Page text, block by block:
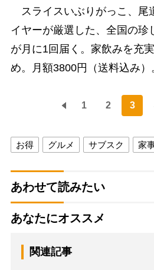
スライスいぶりがっこ、尾
イヤーが厳選した、全国の珍
が月に1回届く。家飲みを充
め。月額3800円（送料込み）
1 2 3
お得 グルメ サブスク 家
あわせて読みたい
あなたにオススメ
関連記事